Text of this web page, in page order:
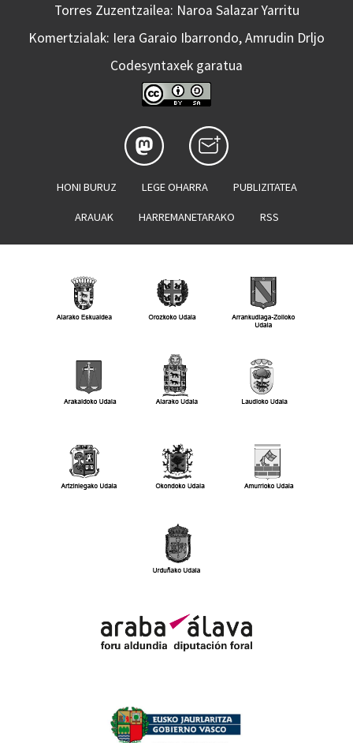
Torres Zuzentzailea: Naroa Salazar Yarritu
Komertzialak: Iera Garaio Ibarrondo, Amrudin Drljo
Codesyntaxek garatua
HONI BURUZ LEGE OHARRA PUBLIZITATEA
ARAUAK HARREMANETARAKO RSS